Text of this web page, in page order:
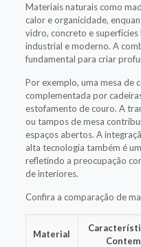
Materiais naturais como
calor e organicidade,
vidro, concreto e
industrial e moderno. A
fundamental para criar
Por exemplo, uma mesa de
complementada por
estofamento de couro. A
ou tampos de mesa
espaços abertos. A
alta tecnologia também é
refletindo a preocupação
de interiores.
Confira a comparação de
Material